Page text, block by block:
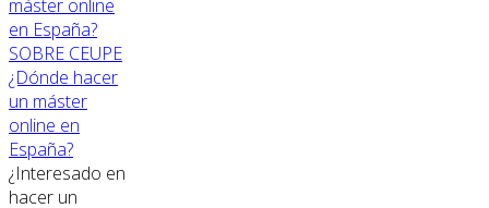
SOBRE CEUPE
¿Dónde hacer
un máster
online en
España?
¿Interesado en
hacer un